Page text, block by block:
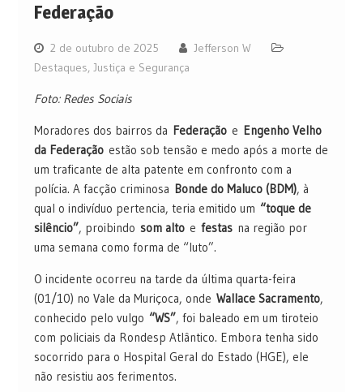
Federação
2 de outubro de 2025
Jefferson W
Destaques, Justiça e Segurança
Foto: Redes Sociais
Moradores dos bairros da Federaçãoe Engenho Velho
da Federaçãoestão sob tensão e medo após a morte de
um traficante de alta patente em confronto com a
polícia. A facção criminosa Bonde do Maluco (BDM), à
qual o indivíduo pertencia, teria emitido um “toque de
silêncio”, proibindo som altoe festasna região por
uma semana como forma de “luto”.
O incidente ocorreu na tarde da última quarta-feira
(01/10) no Vale da Muriçoca, onde Wallace Sacramento,
conhecido pelo vulgo “WS”, foi baleado em um tiroteio
com policiais da Rondesp Atlântico. Embora tenha sido
socorrido para o Hospital Geral do Estado (HGE), ele
não resistiu aos ferimentos.